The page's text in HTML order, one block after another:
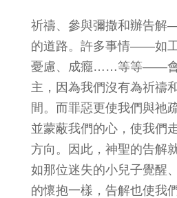
祈禱、參與彌撒和辦告
的道路。許多事情——如工
憂慮、成癮……等等——會
主，因為我們沒有為祈禱
間。而罪惡更使我們與祂
並蒙蔽我們的心，使我們
方向。因此，神聖的告解
如那位迷失的小兒子覺醒
的懷抱一樣，告解也使我